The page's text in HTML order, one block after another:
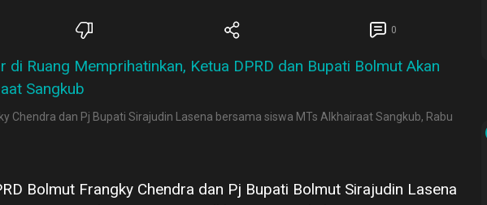
0
Chendra dan Pj Bupati Sirajudin Lasena bersama siswa MTs Alkhairaat Sangkub, Rabu
Bolmut Frangky Chendra dan Pj Bupati Bolmut Sirajudin Lasena